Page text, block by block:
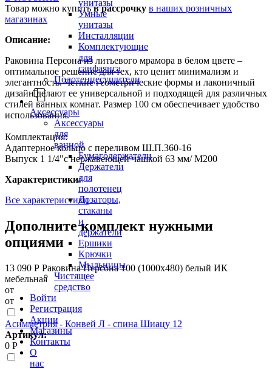
унитазы
Умные
унитазы
Инсталляции
Комплектующие
для
санфаянса
Полотенцесушители
Аксессуары
Аксессуары
для
ванной
Бумагодержатели
Держатели
для
полотенец
Дозаторы,
стаканы
и
держатели
Ершики
Крючки
Мыльницы
Чистящее
средство
Войти
Регистрация
Акции
Магазины
Контакты
О
нас
Товар можно купитьв рассрочку в наших розничных
магазинах
Описание:
Раковина Персона из литьевого мрамора в белом цвете –
оптимальное решение для тех, кто ценит минимализм и
элегантность. Четкие геометрические формы и лаконичный
дизайн делают ее универсальной и подходящей для различных
стилей ванных комнат. Размер 100 см обеспечивает удобство
использования.
Комплектация:
Адаптерное кольцо с переливом Ш.П.360-16
Выпуск 1 1/4"с нержавеющей чашкой 63 мм/ М200
Характеристики:
Все характеристики
Дополните комплект нужными
опциями
13 090 Р Раковина Персона 100 (1000х480) белый ИК
мебельная
от
от
Асимметрия - Конвей Л - спина Шиацу 12
Артикул:
0 Р